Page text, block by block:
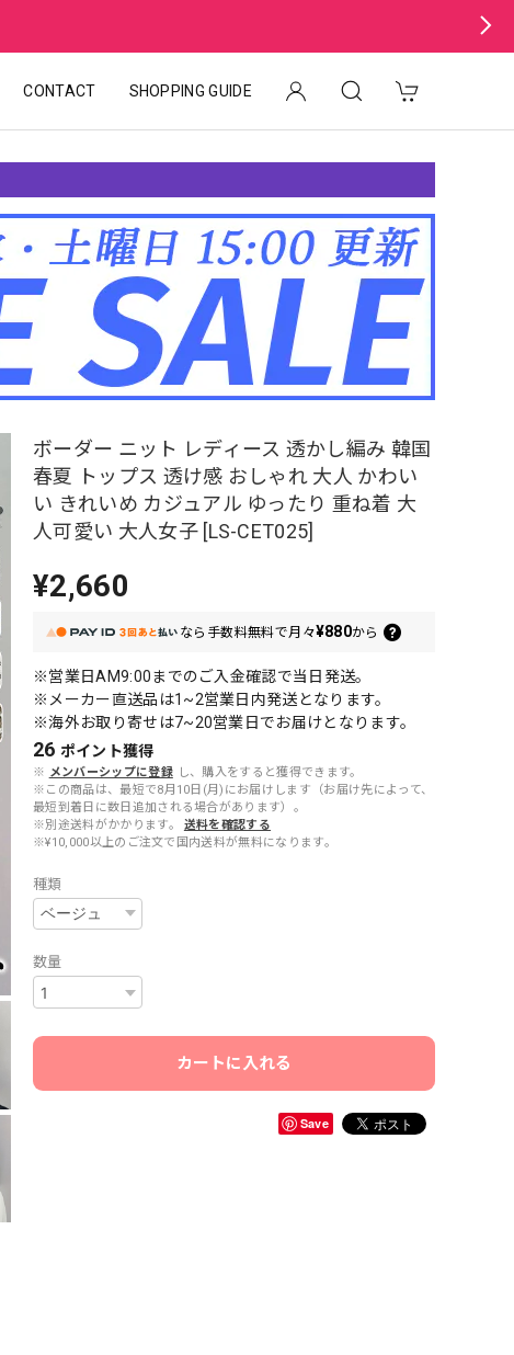
CONTACT SHOPPING GUIDE
ボーダー ニット レディース 透かし編み 韓国
春夏 トップス 透け感 おしゃれ 大人 かわい
い きれいめ カジュアル ゆったり 重ね着 大
人可愛い 大人女子 [LS-CET025]
¥2,660
なら 手数料無料で月々¥880から
※営業日AM9:00までのご入金確認で当日発送。
※メーカー直送品は1~2営業日内発送となります。
※海外お取り寄せは7~20営業日でお届けとなります。
26 ポイント獲得
※ メンバーシップに登録 し、購入をすると獲得できます。
※この商品は、最短で8月10日(月)にお届けします（お届け先によって、
最短到着日に数日追加される場合があります）。
※別途送料がかかります。
送料を確認する
※¥10,000以上のご注文で国内送料が無料になります。
種類
数量
カートに入れる
Save